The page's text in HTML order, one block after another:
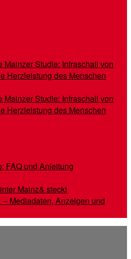
Mainzer Studie: Infraschall von
Herzleistung des Menschen
Mainzer Studie: Infraschall von
Herzleistung des Menschen
FAQ und Anleitung
Mainz& steckt
Mediadaten, Anzeigen und